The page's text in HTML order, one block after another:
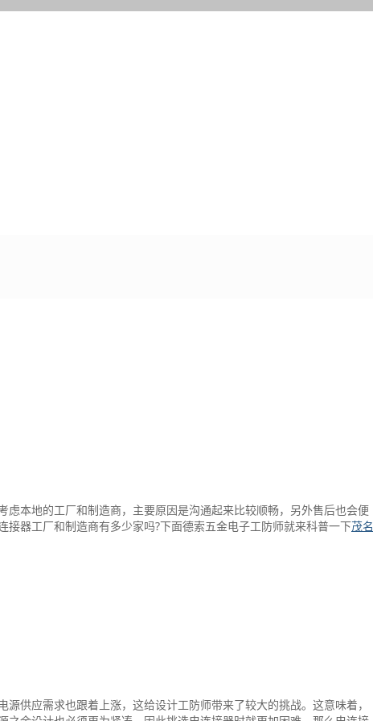
本地的工厂和制造商，主要原因是沟通起来比较顺畅，另外售后也会便
器工厂和制造商有多少家吗?下面德索五金电子工防师就来科普一下茂名
供应需求也跟着上涨，这给设计工防师带来了较大的挑战。这意味着，